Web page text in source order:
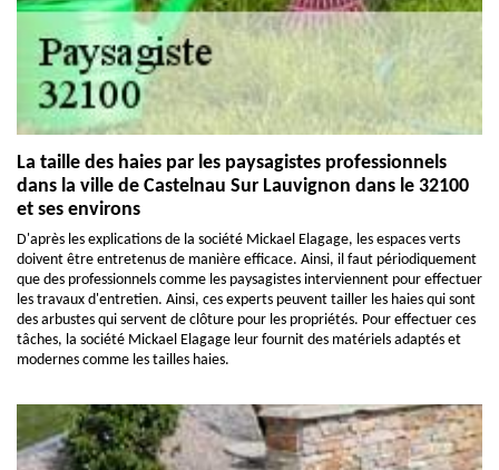
La taille des haies par les paysagistes professionnels
dans la ville de Castelnau Sur Lauvignon dans le 32100
et ses environs
D'après les explications de la société Mickael Elagage, les espaces verts
doivent être entretenus de manière efficace. Ainsi, il faut périodiquement
que des professionnels comme les paysagistes interviennent pour effectuer
les travaux d'entretien. Ainsi, ces experts peuvent tailler les haies qui sont
des arbustes qui servent de clôture pour les propriétés. Pour effectuer ces
tâches, la société Mickael Elagage leur fournit des matériels adaptés et
modernes comme les tailles haies.